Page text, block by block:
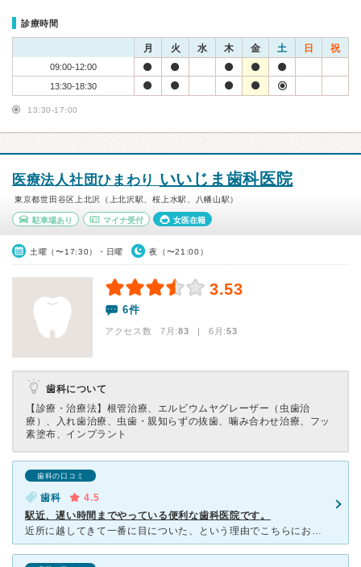
診療時間
月 火 水 木 金 土 日 祝
09:00-12:00
13:30-18:30
13:30-17:00
医療法人社団ひまわり いいじま歯科医院
東京都世田谷区上北沢（上北沢駅、桜上水駅、八幡山駅）
駐車場あり マイナ受付 女医在籍
土曜（〜17:30）・日曜 夜（〜21:00）
3.53
6件
アクセス数 7月:83 | 6月:53
歯科について
【診療・治療法】 根管治療、エルビウムヤグレーザー（虫歯治
療）、入れ歯治療、虫歯・親知らずの抜歯、噛み合わせ治療、フッ
素塗布、インプラント
歯科の口コミ
歯科
4.5
駅近、遅い時間までやっている便利な歯科医院です。
近所に越してきて一番に目についた、という理由でこちらにお世話になり始めました。 待合室がそこまで広く無いので混雑時は椅子に座れないことも。室内はとても清潔で、受付の方の対応も良いと感じました（但